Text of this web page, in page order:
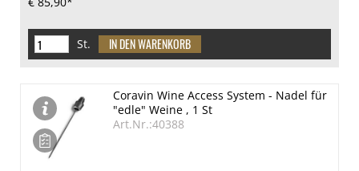
St.
Coravin Wine Access System - Nadel für
"edle" Weine , 1 St
Art.Nr.:40388